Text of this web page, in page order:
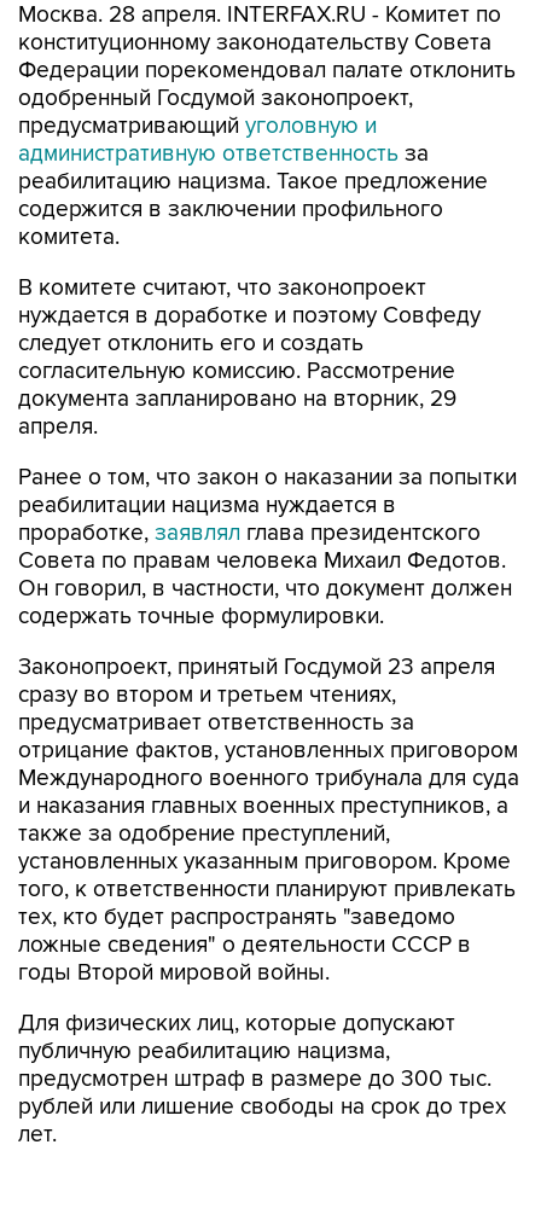
Москва. 28 апреля. INTERFAX.RU - Комитет по
конституционному законодательству Совета
Федерации порекомендовал палате отклонить
одобренный Госдумой законопроект,
предусматривающий уголовную и
административную ответственность за
реабилитацию нацизма. Такое предложение
содержится в заключении профильного
комитета.
В комитете считают, что законопроект
нуждается в доработке и поэтому Совфеду
следует отклонить его и создать
согласительную комиссию. Рассмотрение
документа запланировано на вторник, 29
апреля.
Ранее о том, что закон о наказании за попытки
реабилитации нацизма нуждается в
проработке, заявлял глава президентского
Совета по правам человека Михаил Федотов.
Он говорил, в частности, что документ должен
содержать точные формулировки.
Законопроект, принятый Госдумой 23 апреля
сразу во втором и третьем чтениях,
предусматривает ответственность за
отрицание фактов, установленных приговором
Международного военного трибунала для суда
и наказания главных военных преступников, а
также за одобрение преступлений,
установленных указанным приговором. Кроме
того, к ответственности планируют привлекать
тех, кто будет распространять "заведомо
ложные сведения" о деятельности СССР в
годы Второй мировой войны.
Для физических лиц, которые допускают
публичную реабилитацию нацизма,
предусмотрен штраф в размере до 300 тыс.
рублей или лишение свободы на срок до трех
лет.